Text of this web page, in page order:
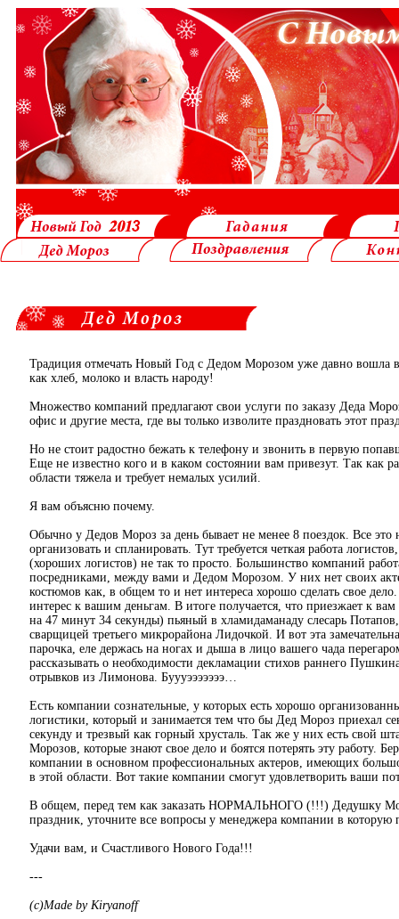
Традиция отмечать Новый Год с Дедом Морозом уже давно вошла
как хлеб, молоко и власть народу!
Множество компаний предлагают свои услуги по заказу Деда
офис и другие места, где вы только изволите праздновать этот
Но не стоит радостно бежать к телефону и звонить в первую
Еще не известно кого и в каком состоянии вам привезут. Так как
области тяжела и требует немалых усилий.
Я вам объясню почему.
Обычно у Дедов Мороз за день бывает не менее 8 поездок. Все это
организовать и спланировать. Тут требуется четкая работа
(хороших логистов) не так то просто. Большинство компаний
посредниками, между вами и Дедом Морозом. У них нет своих
костюмов как, в общем то и нет интереса хорошо сделать свое дело.
интерес к вашим деньгам. В итоге получается, что приезжает к
на 47 минут 34 секунды) пьяный в хламидаманаду слесарь
сварщицей третьего микрорайона Лидочкой. И вот эта
парочка, еле держась на ногах и дыша в лицо вашего чада
рассказывать о необходимости декламации стихов раннего
отрывков из Лимонова. Буууэээээээ…
Есть компании сознательные, у которых есть хорошо
логистики, который и занимается тем что бы Дед Мороз приехал
секунду и трезвый как горный хрусталь. Так же у них есть свой
Морозов, которые знают свое дело и боятся потерять эту работу.
компании в основном профессиональных актеров, имеющих
в этой области. Вот такие компании смогут удовлетворить ваши
В общем, перед тем как заказать НОРМАЛЬНОГО (!!!) Дедушку
праздник, уточните все вопросы у менеджера компании в которую
Удачи вам, и Счастливого Нового Года!!!
---
(c)Made by Kiryanoff